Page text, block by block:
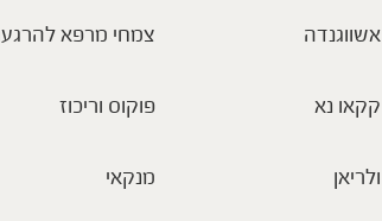
אשווגנדה
קקאו נא
ולריאן
צמחי מרפא
פוקוס וריכוז
מנקאי